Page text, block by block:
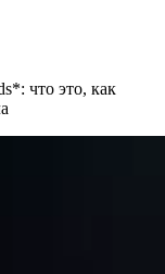
что это, как